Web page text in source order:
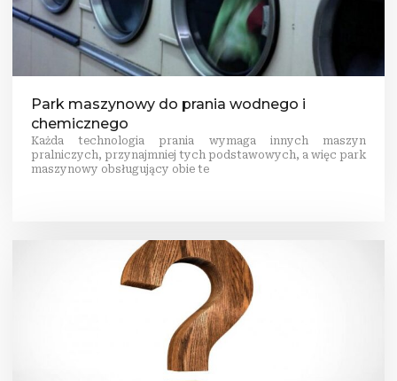
Park maszynowy do prania wodnego i
chemicznego
Każda technologia prania wymaga innych maszyn
pralniczych, przynajmniej tych podstawowych, a więc park
maszynowy obsługujący obie te